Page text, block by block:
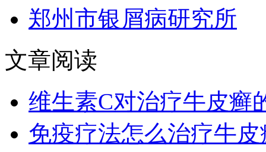
郑州市银屑病研究所
文章阅读
维生素C对治疗牛皮癣
免疫疗法怎么治疗牛皮